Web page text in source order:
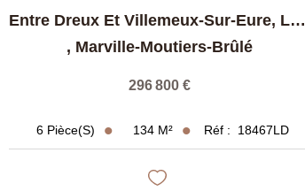
Entre Dreux Et Villemeux-Sur-Eure, Longère De 6 Pièces Sur U
, Marville-Moutiers-Brûlé
296 800 €
6 Pièce(s) 134 M² Réf : 18467LD